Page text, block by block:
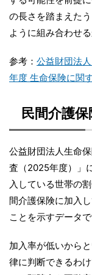
の長さを踏まえた
ように組み合わせ
参考： 公益財団法
年度 生命保険に関
民間介護
公益財団法人生命
査（2025年度）」
入している世帯の
間介護保険に加入
ことを示すデータで
加入率が低いから
律に判断できるわ